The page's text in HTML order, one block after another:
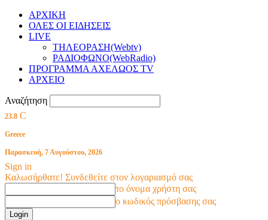
ΑΡΧΙΚΗ
ΟΛΕΣ ΟΙ ΕΙΔΗΣΕΙΣ
LIVE
ΤΗΛΕΟΡΑΣΗ(Webtv)
ΡΑΔΙΟΦΩΝΟ(WebRadio)
ΠΡΟΓΡΑΜΜΑ ΑΧΕΛΩΟΣ TV
ΑΡΧΕΙΟ
Αναζήτηση
23.8 C
Greece
Παρασκευή, 7 Αυγούστου, 2026
Sign in
Καλωσήρθατε! Συνδεθείτε στον λογαριασμό σας
το όνομα χρήστη σας
ο κωδικός πρόσβασης σας